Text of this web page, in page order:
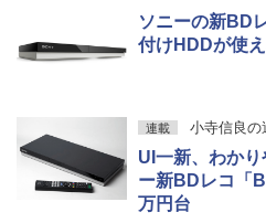
ソニーの新BD
付けHDDが使
連載 小寺信良
UI一新、わか
ー新BDレコ「
万円台